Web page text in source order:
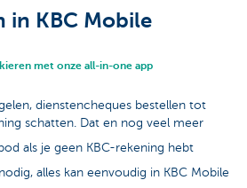
in KBC Mobile
met onze all-in-one app
dienstencheques bestellen tot
schatten. Dat en nog veel meer
als je geen KBC-rekening hebt
alles kan eenvoudig in KBC Mobile